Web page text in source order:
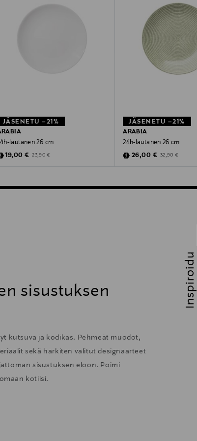
JÄSENETU –21%
lautanen 26 cm
Discounted Price
19,00 € Original Price
23,90 €
JÄSENETU –21%
ARABIA
24h-lautanen 26 cm
Discounted Price
26,00 € Original Price
32,90 €
sisustuksen
kutsuva ja kodikas. Pehmeät muodot,
sekä harkiten valitut designaarteet
sisustuksen eloon. Poimi
kotiisi.
Inspiroidu